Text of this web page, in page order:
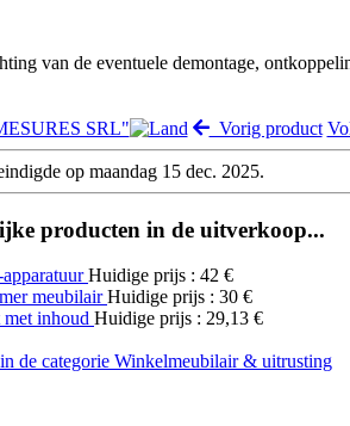
van de eventuele demontage,
SRL"
Vorig product
op maandag 15 dec. 2025.
producten in de uitverkoop...
Huidige prijs : 42 €
Huidige prijs : 30 €
Huidige prijs : 29,13 €
de categorie Winkelmeubilair & uitrusting